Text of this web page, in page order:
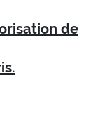
de